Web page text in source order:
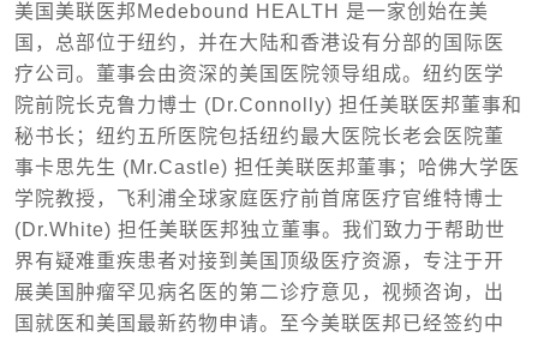
美国美联医邦Medebound HEALTH 是一家创始在美
国，总部位于纽约，并在大陆和香港设有分部的国际医
疗公司。董事会由资深的美国医院领导组成。纽约医学
院前院长克鲁力博士 (Dr.Connolly) 担任美联医邦董事和
秘书长；纽约五所医院包括纽约最大医院长老会医院董
事卡思先生 (Mr.Castle) 担任美联医邦董事；哈佛大学医
学院教授，飞利浦全球家庭医疗前首席医疗官维特博士
(Dr.White) 担任美联医邦独立董事。我们致力于帮助世
界有疑难重疾患者对接到美国顶级医疗资源，专注于开
展美国肿瘤罕见病名医的第二诊疗意见，视频咨询，出
国就医和美国最新药物申请。至今美联医邦已经签约中